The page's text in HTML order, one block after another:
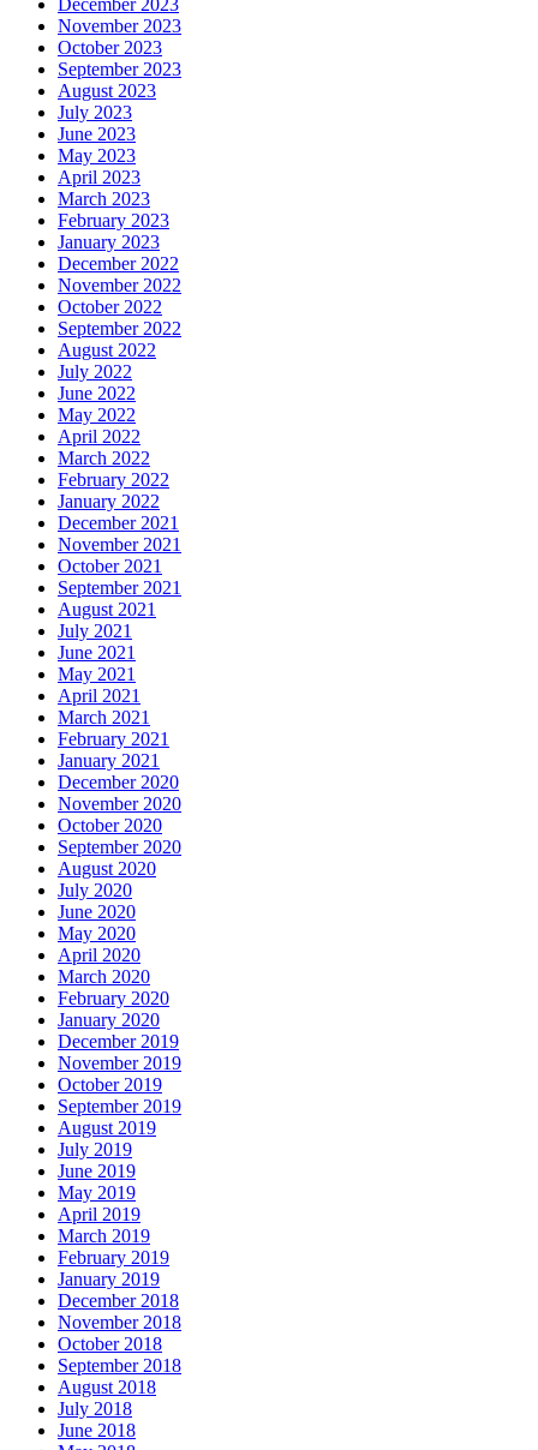
December 2023
November 2023
October 2023
September 2023
August 2023
July 2023
June 2023
May 2023
April 2023
March 2023
February 2023
January 2023
December 2022
November 2022
October 2022
September 2022
August 2022
July 2022
June 2022
May 2022
April 2022
March 2022
February 2022
January 2022
December 2021
November 2021
October 2021
September 2021
August 2021
July 2021
June 2021
May 2021
April 2021
March 2021
February 2021
January 2021
December 2020
November 2020
October 2020
September 2020
August 2020
July 2020
June 2020
May 2020
April 2020
March 2020
February 2020
January 2020
December 2019
November 2019
October 2019
September 2019
August 2019
July 2019
June 2019
May 2019
April 2019
March 2019
February 2019
January 2019
December 2018
November 2018
October 2018
September 2018
August 2018
July 2018
June 2018